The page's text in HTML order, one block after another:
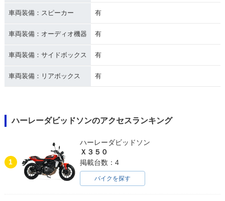
車両装備：スピーカー 有
車両装備：オーディオ機器 有
車両装備：サイドボックス 有
車両装備：リアボックス 有
ハーレーダビッドソンのアクセスランキング
1
ハーレーダビッドソン
Ｘ３５０
掲載台数：4
バイクを探す